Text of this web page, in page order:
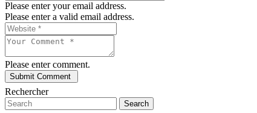
Please enter your email address.
Please enter a valid email address.
Please enter comment.
Rechercher
Search